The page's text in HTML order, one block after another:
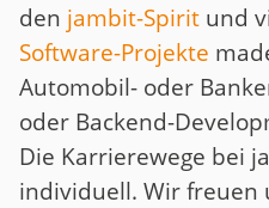
den jambit-Spirit und
Software-Projekte
Automobil- oder
oder Backend-
Die Karrierewege bei
individuell. Wir freuen